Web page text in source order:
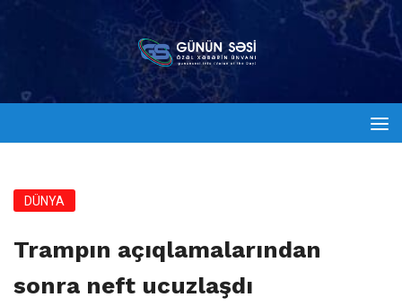
DÜNYA
Trampın açıqlamalarından
sonra neft ucuzlaşdı